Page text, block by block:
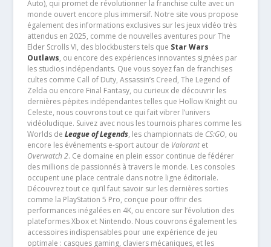
Auto), qui promet de révolutionner la franchise culte avec un
monde ouvert encore plus immersif. Notre site vous propose
également des informations exclusives sur les jeux vidéo très
attendus en 2025, comme de nouvelles aventures pour The
Elder Scrolls VI, des blockbusters tels que Star Wars
Outlaws, ou encore des expériences innovantes signées par
les studios indépendants. Que vous soyez fan de franchises
cultes comme Call of Duty, Assassin’s Creed, The Legend of
Zelda ou encore Final Fantasy, ou curieux de découvrir les
dernières pépites indépendantes telles que Hollow Knight ou
Celeste, nous couvrons tout ce qui fait vibrer l’univers
vidéoludique. Suivez avec nous les tournois phares comme les
Worlds de League of Legends, les championnats de CS:GO, ou
encore les événements e-sport autour de Valorantet
Overwatch 2. Ce domaine en plein essor continue de fédérer
des millions de passionnés à travers le monde. Les consoles
occupent une place centrale dans notre ligne éditoriale.
Découvrez tout ce qu’il faut savoir sur les dernières sorties
comme la PlayStation 5 Pro, conçue pour offrir des
performances inégalées en 4K, ou encore sur l’évolution des
plateformes Xbox et Nintendo. Nous couvrons également les
accessoires indispensables pour une expérience de jeu
optimale : casques gaming, claviers mécaniques, et les